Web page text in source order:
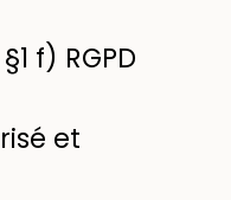
f) RGPD
et